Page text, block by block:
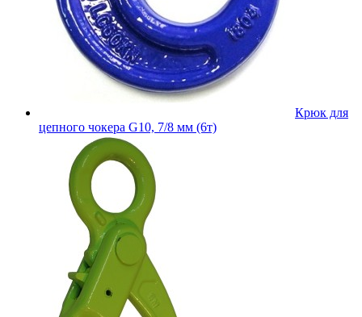
Крюк для
цепного чокера G10, 7/8 мм (6т)